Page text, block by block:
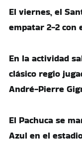
El viernes, el
empatar 2-2 con
En la actividad
clásico regio
André-Pierre
El Pachuca se
Azul en el